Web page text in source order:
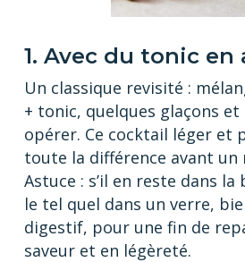
1. Avec du tonic en
Un classique revisité :
+ tonic, quelques glaçons et
opérer. Ce cocktail léger et
toute la différence avant un
Astuce : s’il en reste dans
le tel quel dans un verre,
digestif, pour une fin de
saveur et en légèreté.